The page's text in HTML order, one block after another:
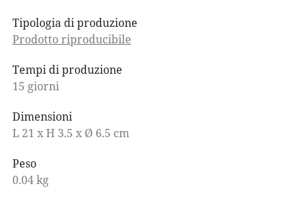
Tipologia di produzione
Prodotto riproducibile
Tempi di produzione
15 giorni
Dimensioni
L 21 x H 3.5 x Ø 6.5 cm
Peso
0.04 kg